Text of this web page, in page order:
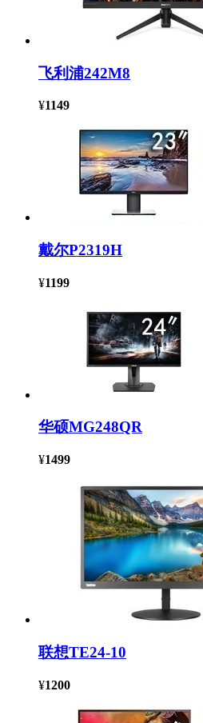
飞利浦242M8
¥1149
戴尔P2319H
¥1199
华硕MG248QR
¥1499
联想TE24-10
¥1200